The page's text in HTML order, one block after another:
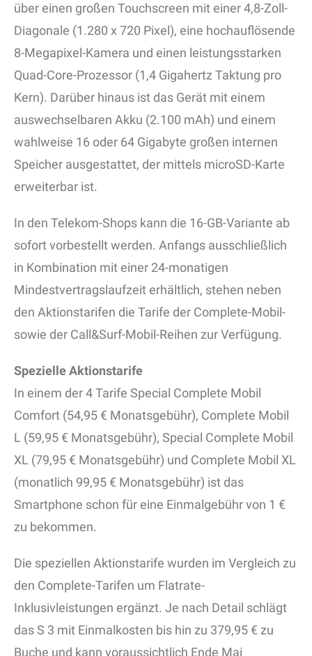
über einen großen Touchscreen mit einer 4,8-Zoll-
Diagonale (1.280 x 720 Pixel), eine hochauflösende
8-Megapixel-Kamera und einen leistungsstarken
Quad-Core-Prozessor (1,4 Gigahertz Taktung pro
Kern). Darüber hinaus ist das Gerät mit einem
auswechselbaren Akku (2.100 mAh) und einem
wahlweise 16 oder 64 Gigabyte großen internen
Speicher ausgestattet, der mittels microSD-Karte
erweiterbar ist.
In den Telekom-Shops kann die 16-GB-Variante ab
sofort vorbestellt werden. Anfangs ausschließlich
in Kombination mit einer 24-monatigen
Mindestvertragslaufzeit erhältlich, stehen neben
den Aktionstarifen die Tarife der Complete-Mobil-
sowie der Call&Surf-Mobil-Reihen zur Verfügung.
Spezielle Aktionstarife
In einem der 4 Tarife Special Complete Mobil
Comfort (54,95 € Monatsgebühr), Complete Mobil
L (59,95 € Monatsgebühr), Special Complete Mobil
XL (79,95 € Monatsgebühr) und Complete Mobil XL
(monatlich 99,95 € Monatsgebühr) ist das
Smartphone schon für eine Einmalgebühr von 1 €
zu bekommen.
Die speziellen Aktionstarife wurden im Vergleich zu
den Complete-Tarifen um Flatrate-
Inklusivleistungen ergänzt. Je nach Detail schlägt
das S 3 mit Einmalkosten bis hin zu 379,95 € zu
Buche und kann voraussichtlich Ende Mai